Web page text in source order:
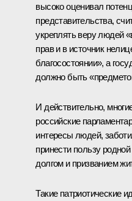
высоко оценивал
представительства,
укреплять веру людей
прав и в источник
благосостоянии», а
должно быть
И действительно,
российские
интересы людей,
принести пользу
долгом и призванием
Такие патриотические